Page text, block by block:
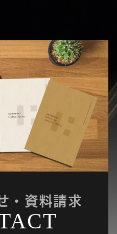
問い合わせ先
683-6003
部
・資料請求